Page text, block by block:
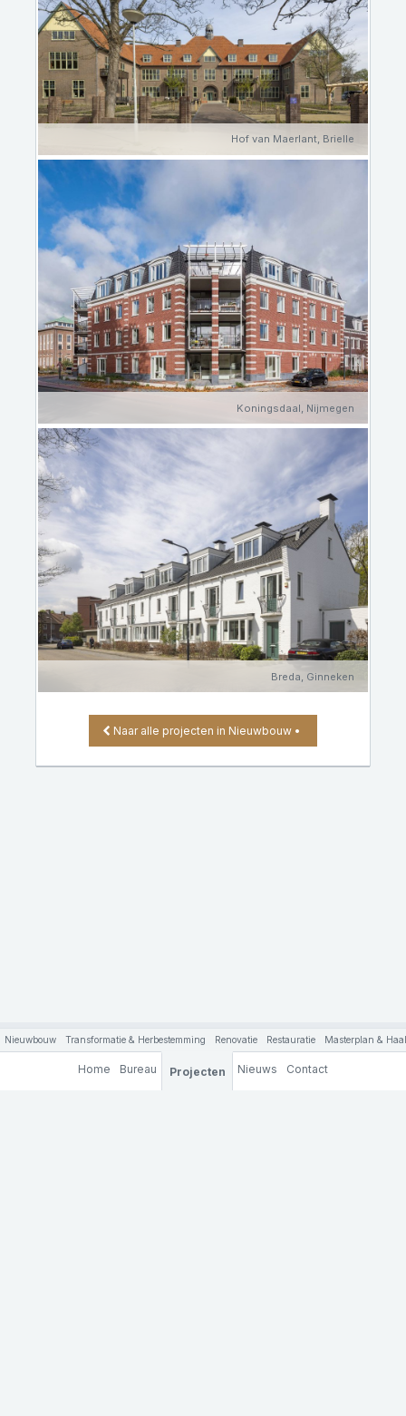
Home Bureau Projecten
Nieuwbouw Transformatie & Herbestemming Renovatie Restauratie Masterplan &
Nieuws Contact
Hof van Maerlant, Brielle
Koningsdaal, Nijmegen
Breda, Ginneken
Naar alle projecten in Nieuwbouw •